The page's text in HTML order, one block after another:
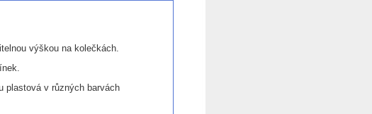
výškou na kolečkách.
plastová v různých barvách